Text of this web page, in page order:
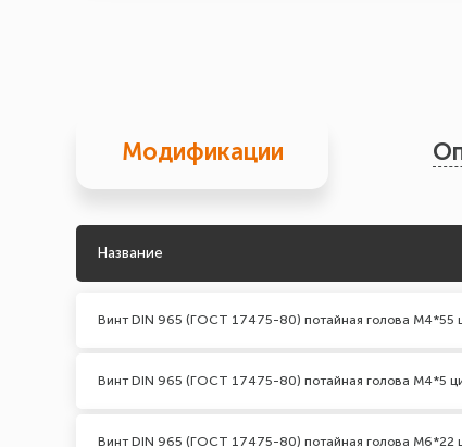
Модификации
Название
Винт DIN 965 (ГОСТ 17475-80) потайная голова М4*55
Винт DIN 965 (ГОСТ 17475-80) потайная голова М4*5
Винт DIN 965 (ГОСТ 17475-80) потайная голова М6*22